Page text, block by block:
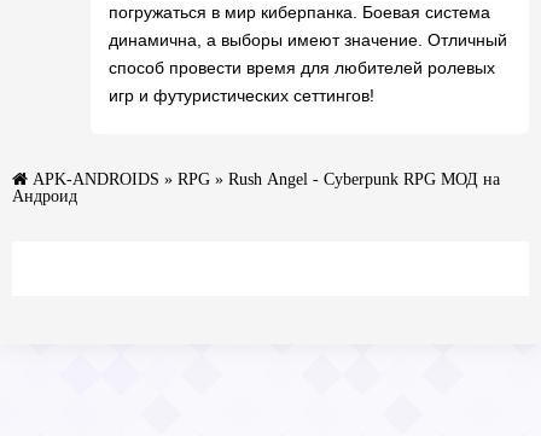
погружаться в мир киберпанка. Боевая система
динамична, а выборы имеют значение. Отличный
способ провести время для любителей ролевых
игр и футуристических сеттингов!
APK-ANDROIDS » RPG » Rush Angel - Cyberpunk RPG МОД на
Андроид